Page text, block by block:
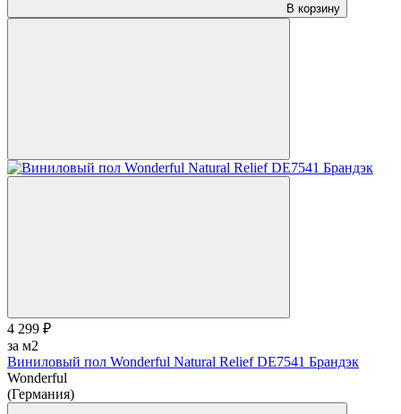
В корзину
4 299 ₽
за м2
Виниловый пол Wonderful Natural Relief DE7541 Брандэк
Wonderful
(Германия)